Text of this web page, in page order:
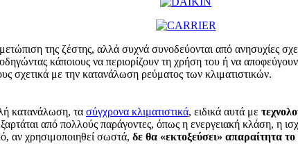
της ζέστης, αλλά συχνά συνοδεύονται από ανησυχίες
κάποιους να περιορίζουν τη χρήση του ή να
σχετικά με την κατανάλωση ρεύματος των κλιματιστικών.
κατανάλωση, τα σύγχρονα κλιματιστικά, ειδικά αυτά με
από πολλούς παράγοντες, όπως η ενεργειακή κλάση, η
αν χρησιμοποιηθεί σωστά, δε θα «εκτοξεύσει» απαραίτητα